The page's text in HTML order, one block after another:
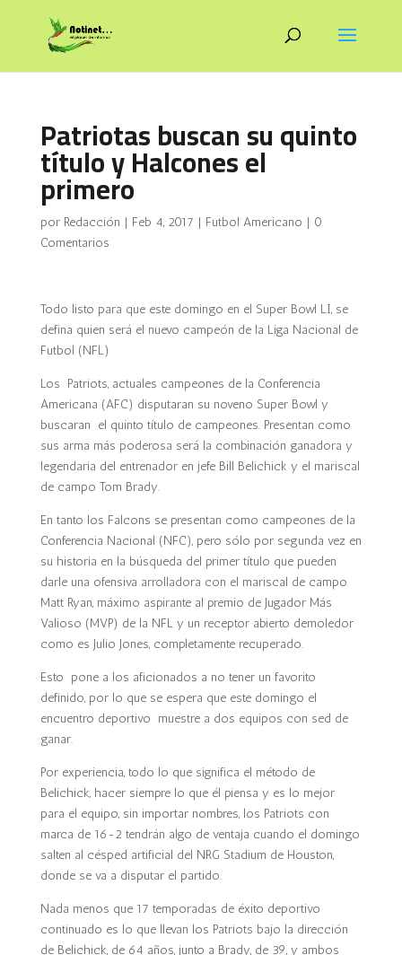
Patriotas buscan su quinto
título y Halcones el
primero
por Redacción | Feb 4, 2017 | Futbol Americano | 0
Comentarios
Todo listo para que este domingo en el Super Bowl LI, se
defina quien será el nuevo campeón de la Liga Nacional de
Futbol (NFL)
Los Patriots, actuales campeones de la Conferencia
Americana (AFC) disputaran su noveno Super Bowl y
buscaran el quinto título de campeones. Presentan como
sus arma más poderosa será la combinación ganadora y
legendaria del entrenador en jefe Bill Belichick y el mariscal
de campo Tom Brady.
En tanto los Falcons se presentan como campeones de la
Conferencia Nacional (NFC), pero sólo por segunda vez en
su historia en la búsqueda del primer título que pueden
darle una ofensiva arrolladora con el mariscal de campo
Matt Ryan, máximo aspirante al premio de Jugador Más
Valioso (MVP) de la NFL y un receptor abierto demoledor
como es Julio Jones, completamente recuperado.
Esto pone a los aficionados a no tener un favorito
definido, por lo que se espera que este domingo el
encuentro deportivo muestre a dos equipos con sed de
ganar.
Por experiencia, todo lo que significa el método de
Belichick, hacer siempre lo que él piensa y es lo mejor
para el equipo, sin importar nombres, los Patriots con
marca de 16-2 tendrán algo de ventaja cuando el domingo
salten al césped artificial del NRG Stadium de Houston,
donde se va a disputar el partido.
Nada menos que 17 temporadas de éxito deportivo
continuado es lo que llevan los Patriots bajo la dirección
de Belichick, de 64 años, junto a Brady, de 39, y ambos